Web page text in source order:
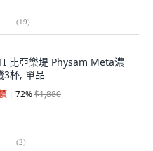
(19)
比亞樂堤 Physam Meta濃
3杯, 單品
72%$1,880
(2)